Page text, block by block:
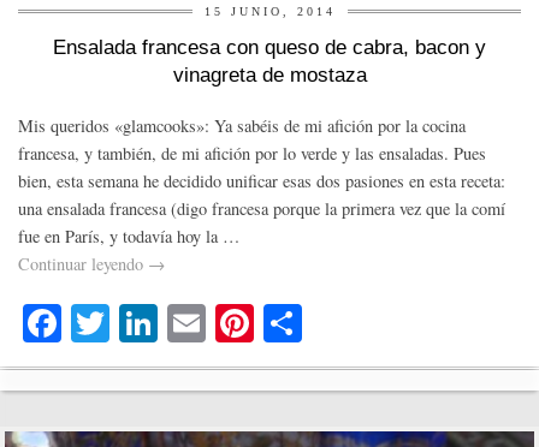
15 JUNIO, 2014
Ensalada francesa con queso de cabra, bacon y
vinagreta de mostaza
Mis queridos «glamcooks»: Ya sabéis de mi afición por la cocina
francesa, y también, de mi afición por lo verde y las ensaladas. Pues
bien, esta semana he decidido unificar esas dos pasiones en esta receta:
una ensalada francesa (digo francesa porque la primera vez que la comí
fue en París, y todavía hoy la …
Continuar leyendo →
Fa
ce
bo
T
wi
tte
Li
nk
ed
E
m
ail
Pi
nt
er
o
m